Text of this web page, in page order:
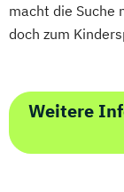
macht die Suche
doch zum
Weitere